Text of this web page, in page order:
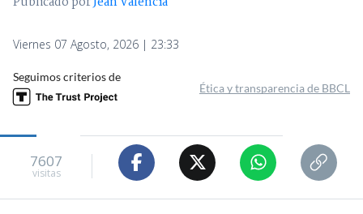
Viernes 07 Agosto, 2026 | 23:33
Seguimos criterios de
Ética y transparencia de BBCL
7607
visitas